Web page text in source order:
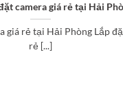
camera giá rẻ tại Hải
giá rẻ tại Hải Phòng Lắp
rẻ [...]